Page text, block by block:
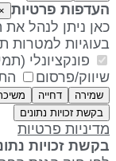
פרטיות ×
ניתן לנהל את
למטרות
פונקציונלי
פרסום
שמירה דחייה
בקשת זכויות נתונים
פרטיות
זכויות